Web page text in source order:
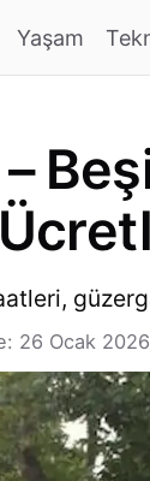
Yaşam
26 Ocak